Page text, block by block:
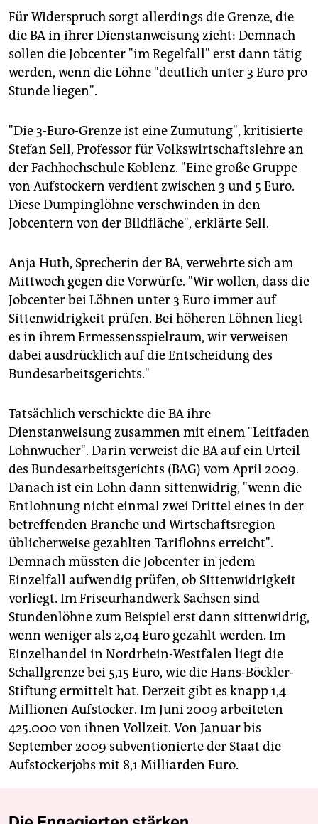
Für Widerspruch sorgt allerdings die Grenze, die
die BA in ihrer Dienstanweisung zieht: Demnach
sollen die Jobcenter "im Regelfall" erst dann tätig
werden, wenn die Löhne "deutlich unter 3 Euro pro
Stunde liegen".
"Die 3-Euro-Grenze ist eine Zumutung", kritisierte
Stefan Sell, Professor für Volkswirtschaftslehre an
der Fachhochschule Koblenz. "Eine große Gruppe
von Aufstockern verdient zwischen 3 und 5 Euro.
Diese Dumpinglöhne verschwinden in den
Jobcentern von der Bildfläche", erklärte Sell.
Anja Huth, Sprecherin der BA, verwehrte sich am
Mittwoch gegen die Vorwürfe. "Wir wollen, dass die
Jobcenter bei Löhnen unter 3 Euro immer auf
Sittenwidrigkeit prüfen. Bei höheren Löhnen liegt
es in ihrem Ermessensspielraum, wir verweisen
dabei ausdrücklich auf die Entscheidung des
Bundesarbeitsgerichts."
Tatsächlich verschickte die BA ihre
Dienstanweisung zusammen mit einem "Leitfaden
Lohnwucher". Darin verweist die BA auf ein Urteil
des Bundesarbeitsgerichts (BAG) vom April 2009.
Danach ist ein Lohn dann sittenwidrig, "wenn die
Entlohnung nicht einmal zwei Drittel eines in der
betreffenden Branche und Wirtschaftsregion
üblicherweise gezahlten Tariflohns erreicht".
Demnach müssten die Jobcenter in jedem
Einzelfall aufwendig prüfen, ob Sittenwidrigkeit
vorliegt. Im Friseurhandwerk Sachsen sind
Stundenlöhne zum Beispiel erst dann sittenwidrig,
wenn weniger als 2,04 Euro gezahlt werden. Im
Einzelhandel in Nordrhein-Westfalen liegt die
Schallgrenze bei 5,15 Euro, wie die Hans-Böckler-
Stiftung ermittelt hat. Derzeit gibt es knapp 1,4
Millionen Aufstocker. Im Juni 2009 arbeiteten
425.000 von ihnen Vollzeit. Von Januar bis
September 2009 subventionierte der Staat die
Aufstockerjobs mit 8,1 Milliarden Euro.